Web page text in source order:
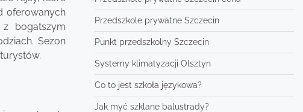
oferowanych
bogatszym
Sezon
Przedszkole prywatne Szczecin
Punkt przedszkolny Szczecin
Systemy klimatyzacji Olsztyn
Co to jest szkoła językowa?
Jak myć szklane balustrady?